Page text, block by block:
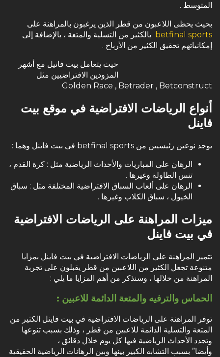
المتوسط .
بحيث يحظى اللاعبون من قطر الذين يرغبون بالمراهنة على
betfinal sports بالكثير من التسلية والمتعة ، بالإضافة إلى
إمكانياتهم تحقيق الكثير من الأرباح .
حيث يتعامل بيت فانيل مع أشهر
المزودين الافتراضيين مثل
Golden Race , Betrader , Betconstruct
أنواع الرياضات الافتراضية في موقع بيت
فاينل
يوجد نوعين رئيسيين من betfinal sports في بيت فاينل وهما :
الرهان على المباريات والأحداث الرياضية مثل : كرة القدم ،
تنس الطاولة وغيرها .
الرهان على ألعاب السباق الافتراضية المختلفة مثل : سباق
الخيول ، سباق الكلاب وغيرها .
ميزات المراهنة على الرياضات الافتراضية
في بيت فاينل
تتميز المراهنة على الرياضات الافتراضية في بيت فاينل بمزايا
متنوعة تجعل الكثير من اللاعبين من قطر يقبلون على تجربة
المراهنة من خلالها ، وسنذكر من أهم المزايا ما يلي :
الحماس والترفيه والمتعة الدائمة للاعبين :
توفر المراهنة على الرياضات الافتراضية في بيت فاينل الكثير من
المتعة والتسلية الدائمة للاعبين من قطر ، وذلك بسبب تنوعها
وتجدد الأحداث الرياضية فيها كل يوم خلال دقائق ،
وأيضا” بسبب التشابه الكبير بينها وبين الرهانات الرياضية الحقيقية